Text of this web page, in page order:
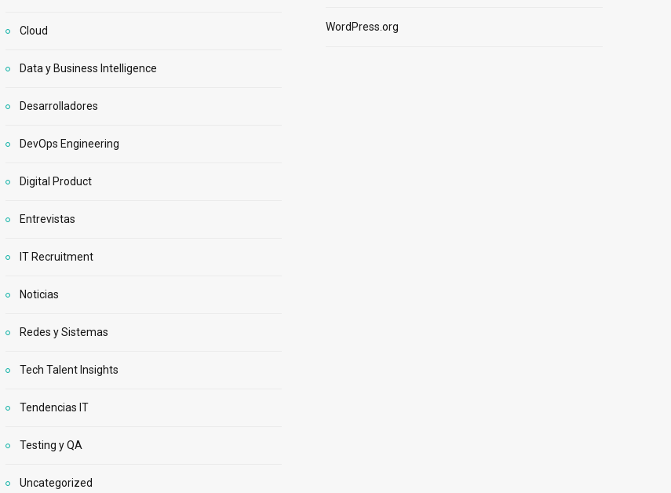
Cloud
Data y Business Intelligence
Desarrolladores
DevOps Engineering
Digital Product
Entrevistas
IT Recruitment
Noticias
Redes y Sistemas
Tech Talent Insights
Tendencias IT
Testing y QA
Uncategorized
WordPress.org